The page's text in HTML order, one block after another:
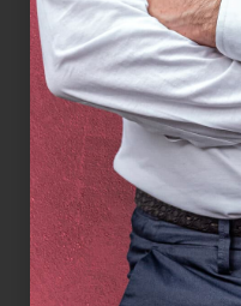
COLLANA
115,00